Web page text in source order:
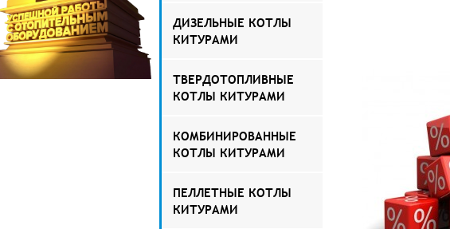
ДИЗЕЛЬНЫЕ КОТЛЫ
КИТУРАМИ
ТВЕРДОТОПЛИВНЫЕ
КОТЛЫ КИТУРАМИ
КОМБИНИРОВАННЫЕ
КОТЛЫ КИТУРАМИ
ПЕЛЛЕТНЫЕ КОТЛЫ
КИТУРАМИ